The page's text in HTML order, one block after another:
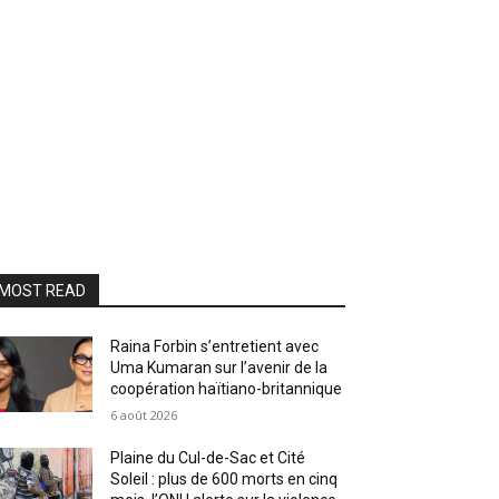
READ
Raina Forbin s’entretient avec
Uma Kumaran sur l’avenir de la
coopération haïtiano-britannique
6 août 2026
Plaine du Cul-de-Sac et Cité
Soleil : plus de 600 morts en cinq